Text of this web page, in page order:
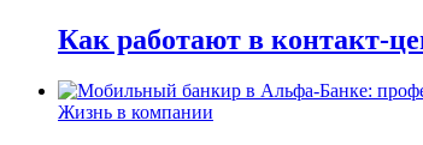
Как работают в контакт-
Жизнь в компании